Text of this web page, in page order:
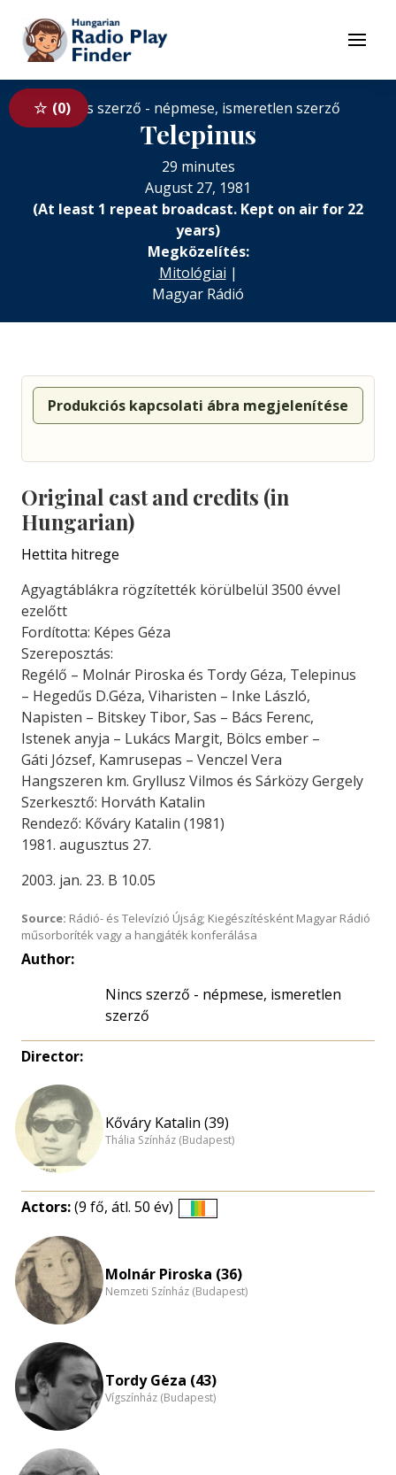
To contents
Menu
0
Nincs szerző - népmese, ismeretlen szerző
Telepinus
29 minutes
August 27, 1981
(At least 1 repeat broadcast. Kept on air for 22
years)
Megközelítés:
Mitológiai |
Magyar Rádió
Produkciós kapcsolati ábra megjelenítése
Original cast and credits (in
Hungarian)
Hettita hitrege
Agyagtáblákra rögzítették körülbelül 3500 évvel
ezelőtt
Fordította: Képes Géza
Szereposztás:
Regélő – Molnár Piroska és Tordy Géza, Telepinus
– Hegedűs D.Géza, Viharisten – Inke László,
Napisten – Bitskey Tibor, Sas – Bács Ferenc,
Istenek anyja – Lukács Margit, Bölcs ember –
Gáti József, Kamrusepas – Venczel Vera
Hangszeren km. Gryllusz Vilmos és Sárközy Gergely
Szerkesztő: Horváth Katalin
Rendező: Kőváry Katalin (1981)
1981. augusztus 27.
2003. jan. 23. B 10.05
Source: Rádió- és Televízió Újság; Kiegészítésként Magyar Rádió
műsorboríték vagy a hangjáték konferálása
Author:
Nincs szerző - népmese, ismeretlen
szerző
Director:
Kőváry Katalin (39)
Thália Színház (Budapest)
Actors:(9 fő, átl. 50 év)
nagyítása
Molnár Piroska (36)
Nemzeti Színház (Budapest)
Tordy Géza (43)
Vígszínház (Budapest)